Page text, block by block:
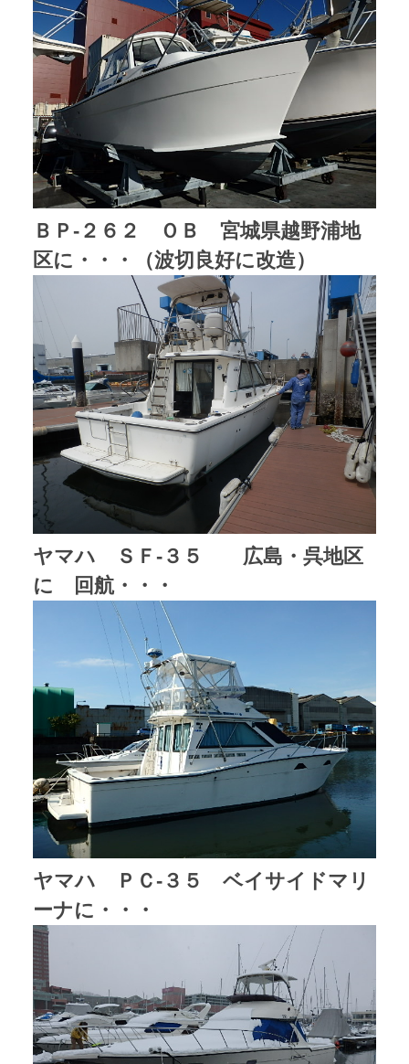
ＢＰ-２６２ ＯＢ 宮城県越野浦地
区に・・・（波切良好に改造）
ヤマハ ＳＦ-３５ 広島・呉地区
に 回航・・・
ヤマハ ＰＣ-３５ ベイサイドマリ
ーナに・・・